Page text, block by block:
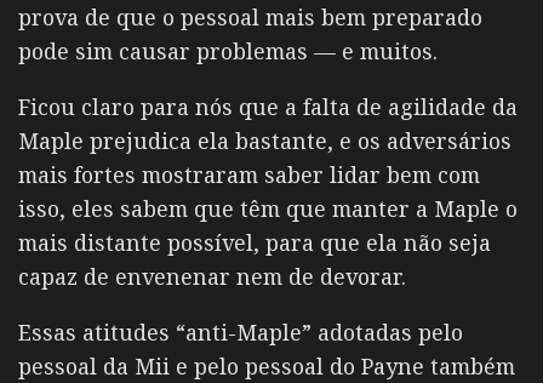
prova de que o pessoal mais bem preparado
pode sim causar problemas — e muitos.
Ficou claro para nós que a falta de agilidade da
Maple prejudica ela bastante, e os adversários
mais fortes mostraram saber lidar bem com
isso, eles sabem que têm que manter a Maple o
mais distante possível, para que ela não seja
capaz de envenenar nem de devorar.
Essas atitudes “anti-Maple” adotadas pelo
pessoal da Mii e pelo pessoal do Payne também